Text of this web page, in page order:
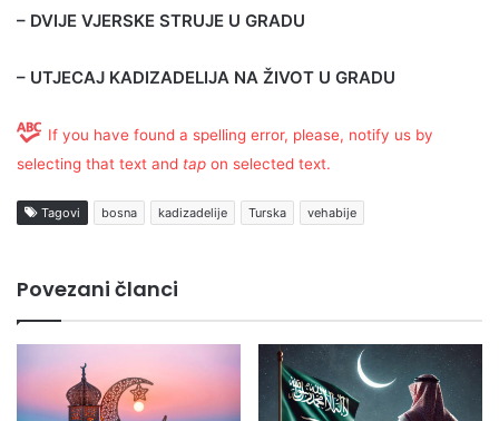
– DVIJE VJERSKE STRUJE U GRADU
– UTJECAJ KADIZADELIJA NA ŽIVOT U GRADU
If you have found a spelling error, please, notify us by
selecting that text and tap on selected text.
Tagovi bosna kadizadelije Turska vehabije
Povezani članci